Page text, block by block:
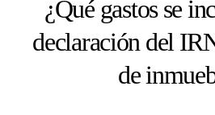
¿Qué gastos se
declaración del
de